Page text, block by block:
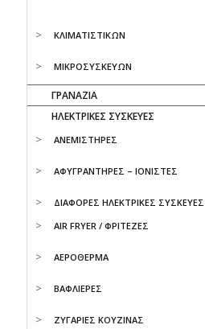
ΚΛΙΜΑΤΙΣΤΙΚΩΝ
ΜΙΚΡΟΣΥΣΚΕΥΩΝ
ΓΡΑΝΑΖΙΑ
ΗΛΕΚΤΡΙΚΕΣ ΣΥΣΚΕΥΕΣ
ΑΝΕΜΙΣΤΗΡΕΣ
ΑΦΥΓΡΑΝΤΗΡΕΣ – ΙΟΝΙΣΤΕΣ
ΔΙΑΦΟΡΕΣ ΗΛΕΚΤΡΙΚΕΣ ΣΥΣΚΕΥΕΣ
AIR FRYER / ΦΡΙΤΕΖΕΣ
ΑΕΡΟΘΕΡΜΑ
ΒΑΦΛΙΕΡΕΣ
ΖΥΓΑΡΙΕΣ ΚΟΥΖΙΝΑΣ